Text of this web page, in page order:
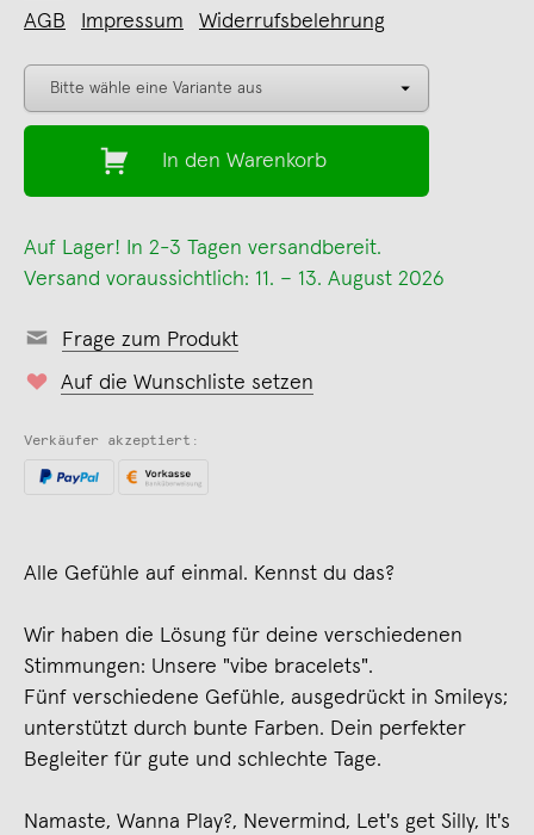
AGB
Impressum Widerrufsbelehrung
In den Warenkorb
Auf Lager! In 2-3 Tagen versandbereit.
Versand voraussichtlich: 11. – 13. August 2026
Frage zum Produkt
Auf die Wunschliste setzen
Verkäufer akzeptiert:
Alle Gefühle auf einmal. Kennst du das?
Wir haben die Lösung für deine verschiedenen
Stimmungen: Unsere "vibe bracelets".
Fünf verschiedene Gefühle, ausgedrückt in Smileys;
unterstützt durch bunte Farben. Dein perfekter
Begleiter für gute und schlechte Tage.
Namaste, Wanna Play?, Nevermind, Let's get Silly, It's